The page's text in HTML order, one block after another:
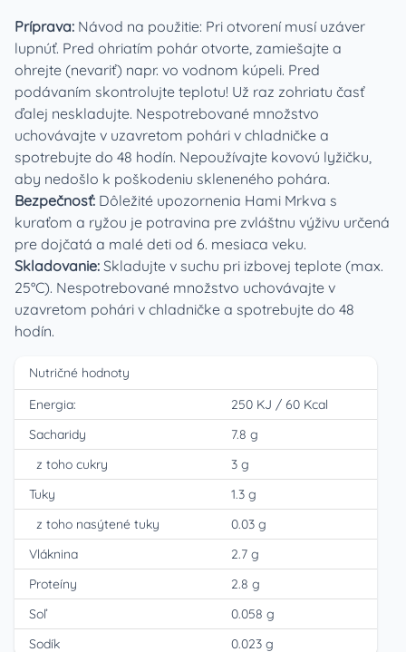
Príprava: Návod na použitie: Pri otvorení musí uzáver
lupnúť. Pred ohriatím pohár otvorte, zamiešajte a
ohrejte (nevariť) napr. vo vodnom kúpeli. Pred
podávaním skontrolujte teplotu! Už raz zohriatu časť
ďalej neskladujte. Nespotrebované množstvo
uchovávajte v uzavretom pohári v chladničke a
spotrebujte do 48 hodín. Nepoužívajte kovovú lyžičku,
aby nedošlo k poškodeniu skleneného pohára.
Bezpečnosť: Dôležité upozornenia Hami Mrkva s
kuraťom a ryžou je potravina pre zvláštnu výživu určená
pre dojčatá a malé deti od 6. mesiaca veku.
Skladovanie: Skladujte v suchu pri izbovej teplote (max.
25°C). Nespotrebované množstvo uchovávajte v
uzavretom pohári v chladničke a spotrebujte do 48
hodín.
Nutričné hodnoty
Energia:
250 KJ / 60 Kcal
Sacharidy
7.8 g
z toho cukry
3 g
Tuky
1.3 g
z toho nasýtené tuky
0.03 g
Vláknina
2.7 g
Proteíny
2.8 g
Soľ
0.058 g
Sodík
0.023 g